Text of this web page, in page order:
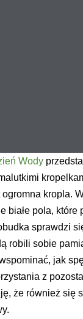
Wody
kropla.
białe pola, które
sprawdzi
robili sobie
jak
z
że również się